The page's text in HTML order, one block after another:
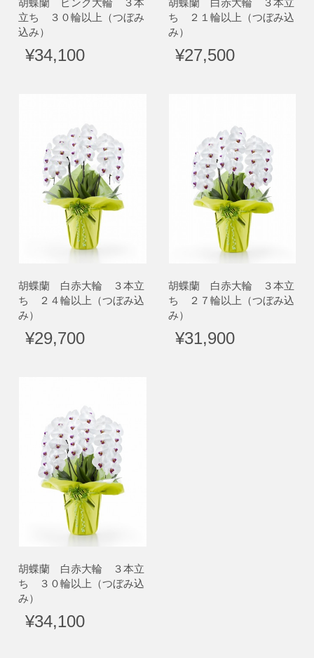
胡蝶蘭 ピンク大輪 ３本
立ち ３０輪以上（つぼみ
込み）
¥34,100
胡蝶蘭 白赤大輪 ３本立
ち ２１輪以上（つぼみ込
み）
¥27,500
胡蝶蘭 白赤大輪 ３本立
ち ２４輪以上（つぼみ込
み）
¥29,700
胡蝶蘭 白赤大輪 ３本立
ち ２７輪以上（つぼみ込
み）
¥31,900
胡蝶蘭 白赤大輪 ３本立
ち ３０輪以上（つぼみ込
み）
¥34,100